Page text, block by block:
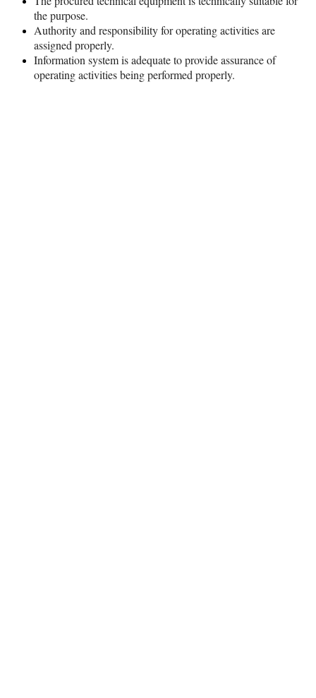
the purpose.
Authority and responsibility for operating activities are
assigned properly.
Information system is adequate to provide assurance of
operating activities being performed properly.